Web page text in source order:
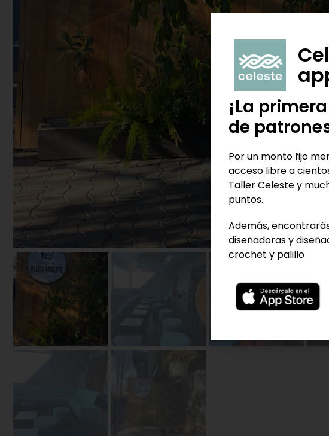
¡La
de
Por un monto fijo
acceso libre a
Taller Celeste y
puntos.
Además,
diseñadoras y
crochet y palillo